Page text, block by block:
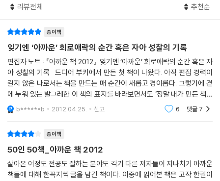
'만약에 …라면?'이라는 하나의 상상에서 출발하면 된다. (…) 『SF 명예의
전당 4: 거기 누구냐?』는 인류 상상력의 보고라고 할 수 있는 SF의 하위
주제들을 다룬다. 외계인 괴물, 과학 기술적 디스토피아, 초인간, 시간 여
행, 과학 기술의 재앙 등 사실상 SF의 효시 격인 작품들이 총망라되어 있
다.---p.270 김민식, 「상상력의 은하수로 떠나다」, 『SF 명예의 전당 4: 거
기 누구냐?』
인간은 통증을 느낄 때마다 남에게 동정심을 일으키려는 듯한 행동(앞뒤
동료가 부상당하면 오히려 거리를 둔다. 저자의 남자 친구도 결국 그녀를
버리고 떠났다. 상처 입은 짐승이 본능적으로 무리를 떠나듯 상당수의 만
성 통증 환자들이 혼자 지낸다. 통증은 당사자에게는 언제나 새롭지만 주
변 사람들에게는 금세 지겹고 뻔한 일이 되기 때문이다.--- 이정모, 「나를
각자 차별화된 관점과 전문적 식견을 바탕으로 책을 소개하고 저마다의 사
이렇듯 필자 개개인의 개성이 빛나는 50편의 서평이 탄생했다. 이에 더해
이 시대의 글쟁이들이 작정하고 '유혹하는 글쓰기'를 한 덕분에 독자들은
미처 발견하지 못하고 놓친 양서는 물론이고 평소 관심 갖지 않았던 종류
의 책까지 들춰 보게 된다. 내심 '책 편식'이 고민인 독자들도 이 책 한 권으
로 2011년 출간된 책들의 정수를 고루 맛볼 수 있다.
무엇을 읽느냐는 곧 어떻게 사느냐의 문제
무상 급식 논란으로 촉발된 서울시장 선거와 팟캐스트 나는 꼼수다 열풍으
한국 사회의 가장 뜨거운 관심사는 단연 '정치'요, 최대의 화두는 '선택'일
것이다. 50명의 필자들 역시 근본적인 사회 변화에 대한 시대적 요구에 주
목하며 우리 삶에 나침반이 되어 줄 책들을 소개하고 있다.
리뷰전체 추천순
종이책
잊기엔 ‘아까운’ 희로애락의 순간 혹은 자아 성찰의 기록
편집자 노트 : 『아까운 책 2012』 잊기엔 ‘아까운’ 희로애락의 순간 혹은 자
아 성찰의 기록 드디어 부키에서 만든 첫 책이 나왔다. 아직 편집 경력이
길지 않은 나로서는 책을 만드는 매 순간이 새롭고 경이롭다. 그렇기에 곁
에 누워 있는 발그레한 이 책의 표지를 바라보면서도 ‘정말 내가 만든 책이
맞나?’ 하는 생각이 불쑥불쑥 드는 것이리라. 마치 오랜 산고 끝에 아
b******b 2012.04.25. 신고 6 댓글 7
종이책
50인 50책_아까운 책 2012
살아온 여정도 전공도 잘하는 분야도 각기 다른 저자들이 지나치기 아까운
책들에 대해 한꼭지씩 글을 남긴 책이다. 이중에 읽어본 책은 고작 한권이